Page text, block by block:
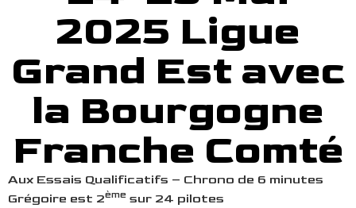
2025 Ligue
Grand Est avec
la Bourgogne
Franche Comté
Aux Essais Qualificatifs – Chrono de 6 minutes
Grégoire est 2ème sur 24 pilotes